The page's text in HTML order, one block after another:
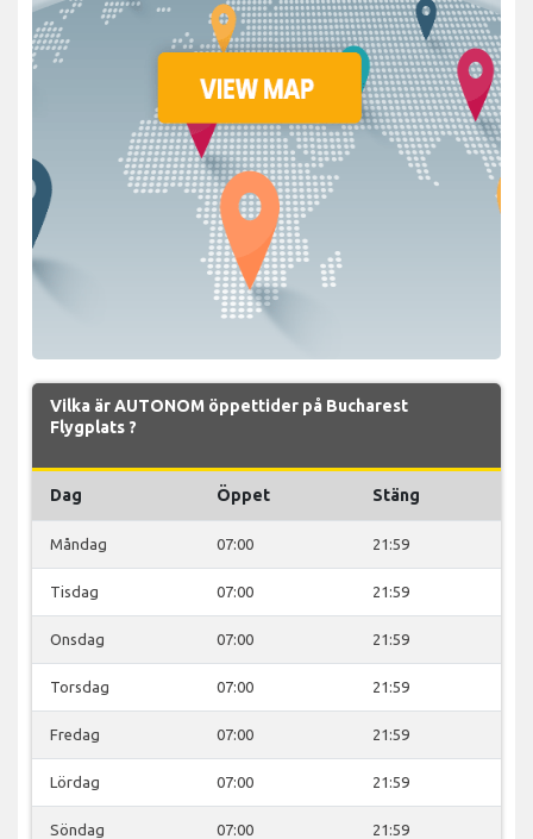
Vilka är AUTONOM öppettider på Bucharest
Flygplats ?
Dag Öppet Stäng
Måndag 07:00 21:59
Tisdag 07:00 21:59
Onsdag 07:00 21:59
Torsdag 07:00 21:59
Fredag 07:00 21:59
Lördag 07:00 21:59
Söndag 07:00 21:59